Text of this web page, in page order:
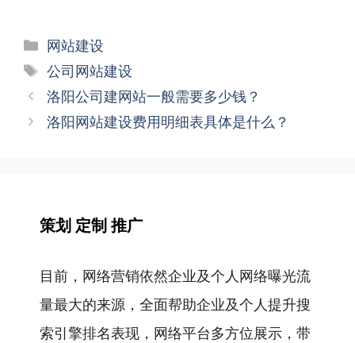
分
类
网站建设
标
签
公司网站建设
文
章
洛阳公司建网站一般需要多少钱？
洛阳网站建设费用明细表具体是什么？
策划 定制 推广
目前，网络营销依然企业及个人网络曝光流
量最大的来源，全面帮助企业及个人提升搜
索引擎排名表现，网络平台多方位展示，带